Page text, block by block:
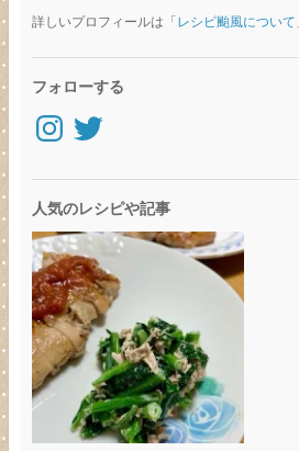
詳しいプロフィールは「レシピ颱風について
フォローする
Instagram
Twitter
人気のレシピや記事